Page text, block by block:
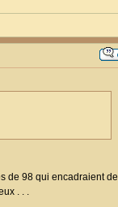
de 98 qui encadraient de
. . .